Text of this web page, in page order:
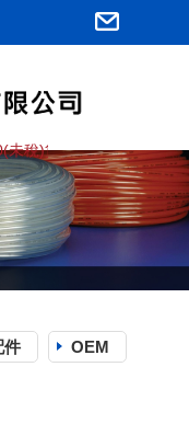
稅)貨滿棧, 運費由買方
件 OEM